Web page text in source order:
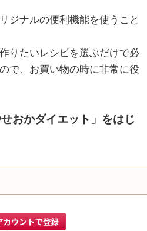
ジナルの便利機能を使うこと
りたいレシピを選ぶだけで必
で、お買い物の時に非常に役
おかダイエット」をはじ